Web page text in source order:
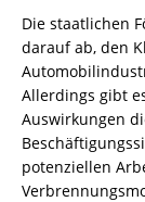
Die staatlichen
darauf ab, den
Allerdings gibt
Auswirkungen
potenziellen